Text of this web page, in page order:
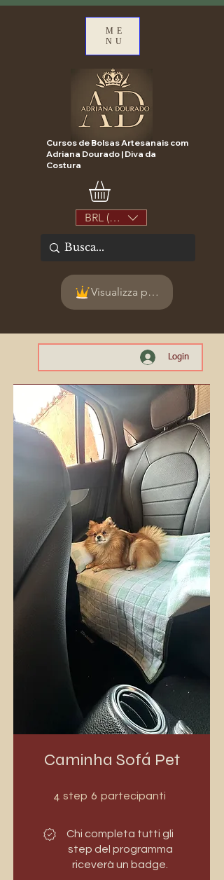
ME
NU
Cursos de Bolsas Artesanais com
Adriana Dourado | Diva da
Costura
BRL (R$)
Visualizza punti
Login
Caminha Sofá Pet
4 step 4 step
6 partecipanti
Chi completa tutti gli
step del programma
riceverà un badge.